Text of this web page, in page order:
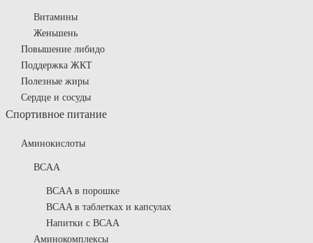
Витамины
Женьшень
Повышение либидо
Поддержка ЖКТ
Полезные жиры
Сердце и сосуды
Спортивное питание
Аминокислоты
BCAA
BCAA в порошке
BCAA в таблетках и капсулах
Напитки с BCAA
Аминокомплексы